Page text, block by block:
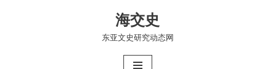
海交史
东亚文史研究动态网